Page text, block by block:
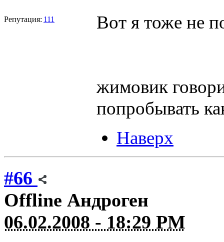
Репутация: 111 Вот я тоже не
жимовик
попробывать
Наверх
#66
Offline Андроген
06.02.2008 - 18:29 PM